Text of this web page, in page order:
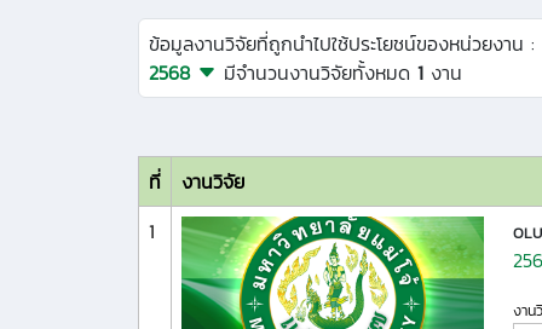
ข้อมูลงานวิจัยที่ถูกนำไปใช้ประโยชน์ของหน่วยงาน :
2568
มีจำนวนงานวิจัยทั้งหมด 1 งาน
ที่
งานวิจัย
1
งาน